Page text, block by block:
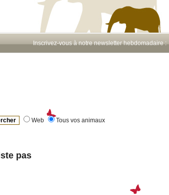
Inscrivez-vous à notre newsletter hebdomadaire :
Web Tous vos animaux
pas